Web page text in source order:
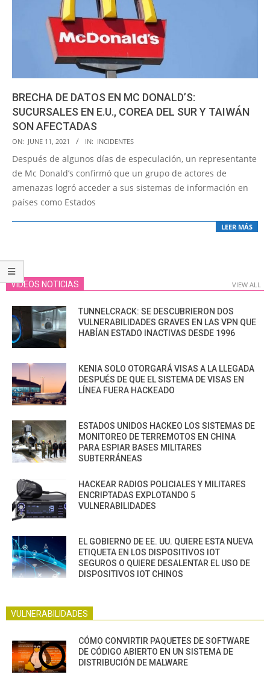
BRECHA DE DATOS EN MC DONALD’S:
SUCURSALES EN E.U., COREA DEL SUR Y TAIWÁN
SON AFECTADAS
2021-
06-
11
ON: JUNE 11, 2021 IN: INCIDENTES
Después de algunos días de especulación, un representante
de Mc Donald’s confirmó que un grupo de actores de
amenazas logró acceder a sus sistemas de información en
países como Estados
LEER MÁS
VIDEOS NOTICIAS VIEW ALL
TUNNELCRACK: SE DESCUBRIERON DOS
VULNERABILIDADES GRAVES EN LAS VPN QUE
HABÍAN ESTADO INACTIVAS DESDE 1996
KENIA SOLO OTORGARÁ VISAS A LA LLEGADA
DESPUÉS DE QUE EL SISTEMA DE VISAS EN
LÍNEA FUERA HACKEADO
ESTADOS UNIDOS HACKEO LOS SISTEMAS DE
MONITOREO DE TERREMOTOS EN CHINA
PARA ESPIAR BASES MILITARES
SUBTERRÁNEAS
HACKEAR RADIOS POLICIALES Y MILITARES
ENCRIPTADAS EXPLOTANDO 5
VULNERABILIDADES
EL GOBIERNO DE EE. UU. QUIERE ESTA NUEVA
ETIQUETA EN LOS DISPOSITIVOS IOT
SEGUROS O QUIERE DESALENTAR EL USO DE
DISPOSITIVOS IOT CHINOS
VULNERABILIDADES
CÓMO CONVIRTIR PAQUETES DE SOFTWARE
DE CÓDIGO ABIERTO EN UN SISTEMA DE
DISTRIBUCIÓN DE MALWARE